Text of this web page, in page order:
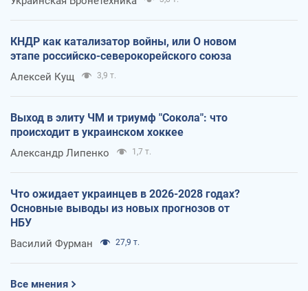
КНДР как катализатор войны, или О новом
этапе российско-северокорейского союза
Алексей Кущ 3,9 т.
Выход в элиту ЧМ и триумф "Сокола": что
происходит в украинском хоккее
Александр Липенко 1,7 т.
Что ожидает украинцев в 2026-2028 годах?
Основные выводы из новых прогнозов от
НБУ
Василий Фурман 27,9 т.
Все мнения